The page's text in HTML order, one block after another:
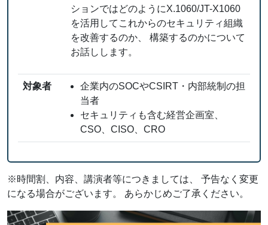
ションではどのようにX.1060/JT-X1060
を活用してこれからのセキュリティ組織
を改善するのか、 構築するのかについて
お話しします。
対象者
企業内のSOCやCSIRT・内部統制の担
当者
セキュリティも含む経営企画室、
CSO、CISO、CRO
※時間割、内容、講演者等につきましては、 予告なく変更
になる場合がございます。 あらかじめご了承ください。